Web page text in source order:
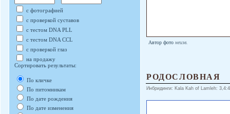
с фотографией
с проверкой суставов
с тестом DNA PLL
с тестом DNA CCL
с проверкой глаз
на продажу
Сортировать результаты:
По кличке
По питомникам
По дате рождения
По дате изменения
Автор фото неизв.
РОДОСЛОВНАЯ
Инбридинги: Kala Kah of Lamleh: